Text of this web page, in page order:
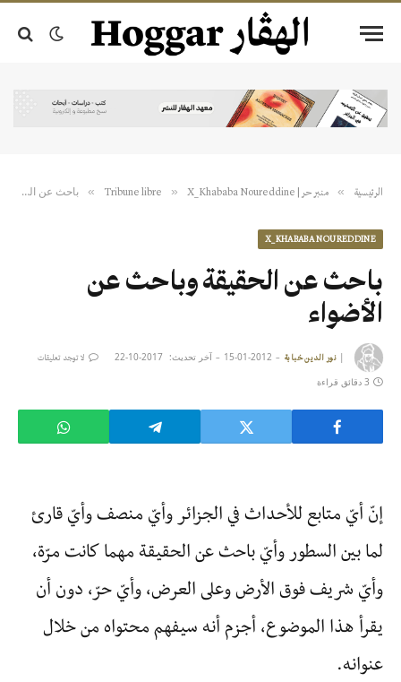
الرئيسية » منبر حر | Tribune libre » X_Khababa Noureddine
» باحث عن الحقيقة وباحث عن الأضواء
X_KHABABA NOUREDDINE
باحث عن الحقيقة وباحث عن
الأضواء
| نور الدين خبابة 2012-01-15 آخر تحديث: 2017-10-22 لا توجد تعليقات
3 دقائق قراءة
إنّ أيّ متابع للأحداث في الجزائر وأيّ منصف وأيّ قارئ
لما بين السطور وأيّ باحث عن الحقيقة مهما كانت مرّة،
وأيّ شريف فوق الأرض وعلى العرض، وأيّ حرّ، دون أن
يقرأ هذا الموضوع، أجزم أنه سيفهم محتواه من خلال
عنوانه.